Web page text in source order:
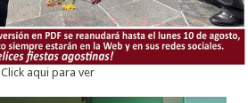
Click aqui para ver